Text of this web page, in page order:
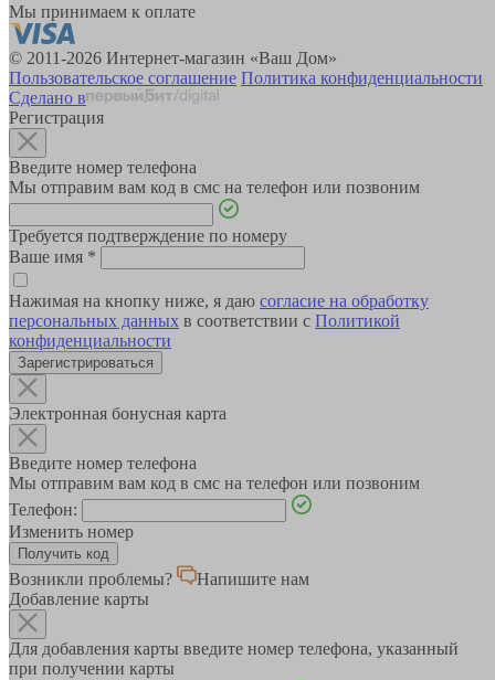
Мы принимаем к оплате
© 2011-2026 Интернет-магазин «Ваш Дом»
Пользовательское соглашение Политика конфиденциальности
Сделано в
Регистрация
Введите номер телефона
Мы отправим вам код в смс на телефон или позвоним
Требуется подтверждение по номеру
Ваше имя *
Нажимая на кнопку ниже, я даю согласие на обработку
персональных данных в соответствии с Политикой
конфиденциальности
Зарегистрироваться
Электронная бонусная карта
Введите номер телефона
Мы отправим вам код в смс на телефон или позвоним
Телефон:
Изменить номер
Возникли проблемы?
Напишите нам
Добавление карты
Для добавления карты введите номер телефона, указанный
при получении карты